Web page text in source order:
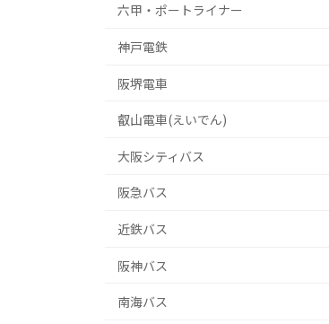
六甲・ポートライナー
神戸電鉄
阪堺電車
叡山電車(えいでん)
大阪シティバス
阪急バス
近鉄バス
阪神バス
南海バス